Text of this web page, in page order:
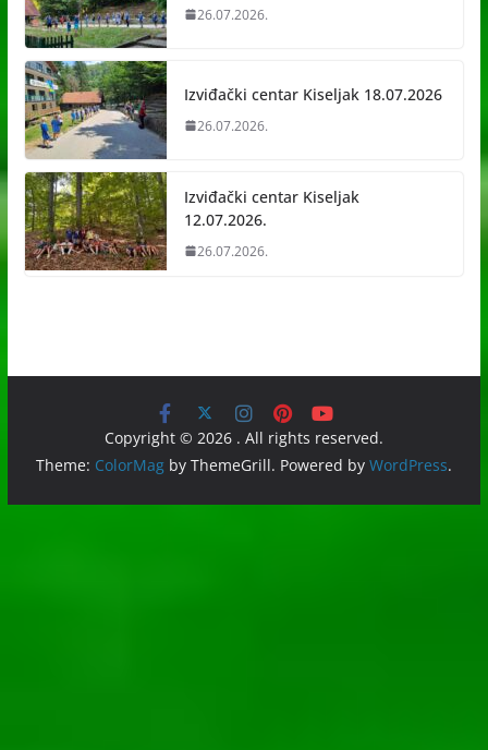
26.07.2026.
Izviđački centar Kiseljak 18.07.2026
26.07.2026.
Izviđački centar Kiseljak
12.07.2026.
26.07.2026.
Copyright © 2026 . All rights reserved.
Theme: ColorMagby ThemeGrill. Powered by WordPress.